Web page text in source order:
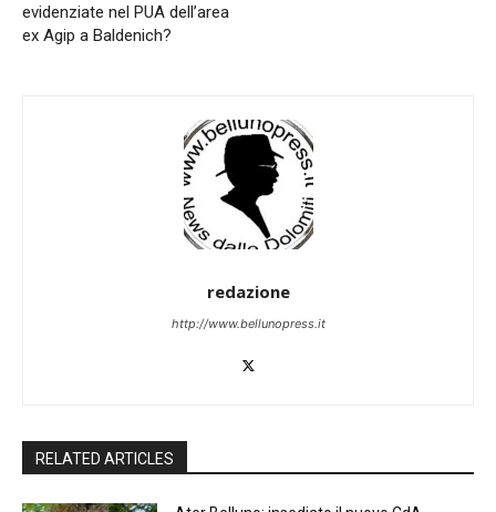
evidenziate nel PUA dell’area
ex Agip a Baldenich?
redazione
http://www.bellunopress.it
RELATED ARTICLES